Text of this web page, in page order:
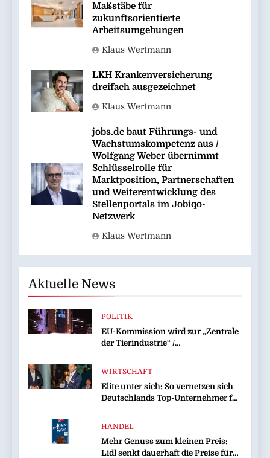
Maßstäbe für
zukunftsorientierte
Arbeitsumgebungen
Klaus Wertmann
LKH Krankenversicherung
dreifach ausgezeichnet
Klaus Wertmann
jobs.de baut Führungs- und
Wachstumskompetenz aus /
Wolfgang Weber übernimmt
Schlüsselrolle für
Marktposition, Partnerschaften
und Weiterentwicklung des
Stellenportals im Jobiqo-
Netzwerk
Klaus Wertmann
Aktuelle News
POLITIK
EU-Kommission wird zur „Zentrale
der Tierindustrie“ /
Brüssel die Nähe der EU-
Kommission zur Tierindustrie an
WIRTSCHAFT
Elite unter sich: So vernetzen sich
Deutschlands Top-Unternehmer für
HANDEL
Mehr Genuss zum kleinen Preis:
Lidl senkt dauerhaft die Preise für